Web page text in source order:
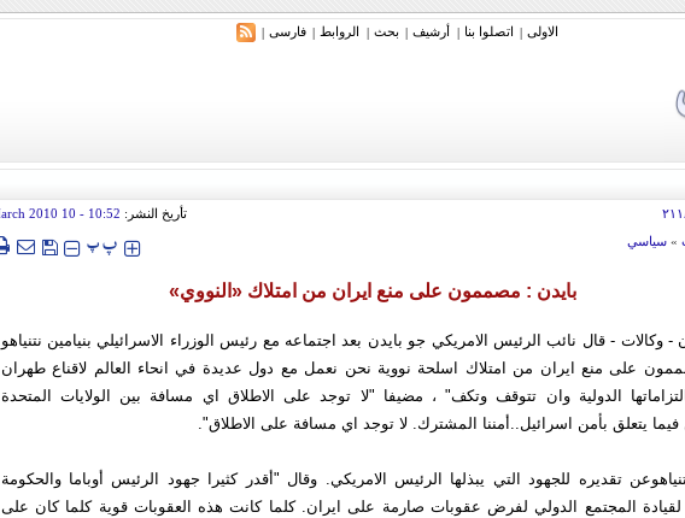
الاولی | اتصلوا بنا | أرشیف | بحث | الروابط | فارسی |
الثوري: إيران ستدمر أمريكا وإسرائيل والسعودية إذا تجاوزت خطوط طهران الحمراء
تأريخ النشر: 10:52
- 10 March 2010
» سياسي ‍‍‍ پپ
بايدن : مصممون على منع ايران من امتلاك «النووي»
- وکالات - قال نائب الرئيس الامريكي جو بايدن بعد اجتماعه مع رئيس الوزراء الاسرائيلي بنيامين نتنياهو
على منع ايران من امتلاك اسلحة نووية نحن نعمل مع دول عديدة في انحاء العالم لاقناع طهران
الدولية وان تتوقف وتكف" ، مضيفا "لا توجد على الاطلاق اي مسافة بين الولايات المتحدة
فيما يتعلق بأمن اسرائيل..أمننا المشترك. لا توجد اي مسافة على الاطلاق".
تقديره للجهود التي يبذلها الرئيس الامريكي. وقال "أقدر كثيرا جهود الرئيس أوباما والحكومة
لقيادة المجتمع الدولي لفرض عقوبات صارمة على ايران. كلما كانت هذه العقوبات قوية كلما كان على